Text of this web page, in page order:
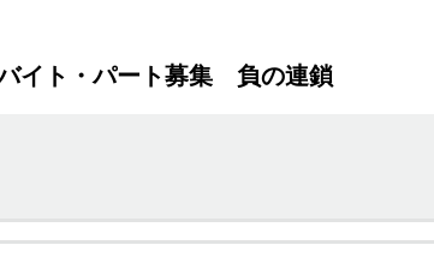
イト・パート募集 負の連鎖